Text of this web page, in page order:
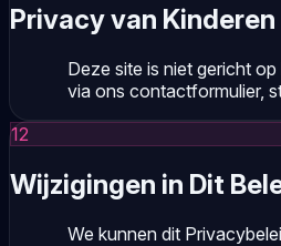
Privacy van Kinderen
Deze site is niet gericht
via ons contactformulier,
12
Wijzigingen in Dit
We kunnen dit